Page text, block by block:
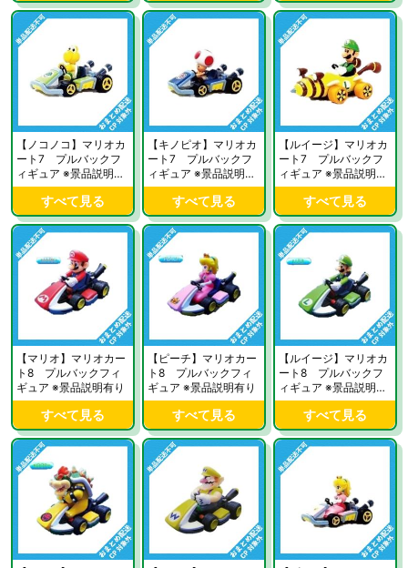
【ノコノコ】マリオカ
ート7 プルバックフ
ィギュア ※景品説明有
り
すべて見る
【キノピオ】マリオカ
ート7 プルバックフ
ィギュア ※景品説明有
り
すべて見る
【ルイージ】マリオカ
ート7 プルバックフ
ィギュア ※景品説明有
り
すべて見る
【マリオ】マリオカー
ト8 プルバックフィ
ギュア ※景品説明有り
すべて見る
【ピーチ】マリオカー
ト8 プルバックフィ
ギュア ※景品説明有り
すべて見る
【ルイージ】マリオカ
ート8 プルバックフ
ィギュア ※景品説明有
り
すべて見る